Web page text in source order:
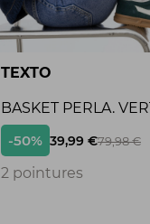
TEXTO
BASKET PERLA.
-50% 39,99 €79,98 €
2 pointures